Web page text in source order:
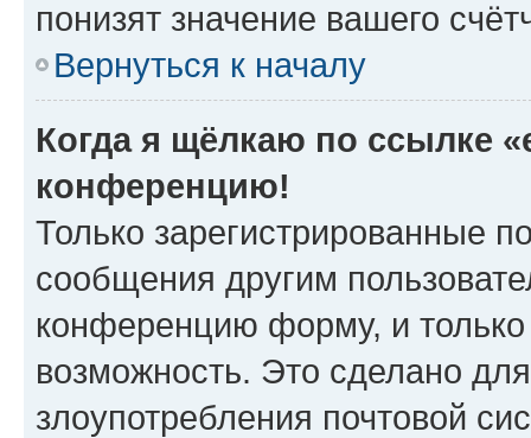
понизят значение вашего
Вернуться к началу
Когда я щёлкаю по ссылке
конференцию!
Только зарегистрированные
сообщения другим
конференцию форму, и
возможность. Это сделано
злоупотребления почтовой